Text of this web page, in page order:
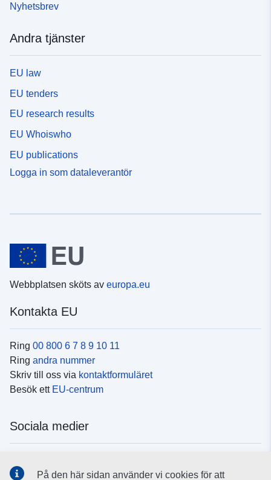
Nyhetsbrev
Andra tjänster
EU law
EU tenders
EU research results
EU Whoiswho
EU publications
Logga in som dataleverantör
Webbplatsen sköts av europa.eu
Kontakta EU
Ring 00 800 6 7 8 9 10 11
Ring andra nummer
Skriv till oss via kontaktformuläret
Besök ett EU-centrum
Sociala medier
På den här sidan använder vi cookies för att